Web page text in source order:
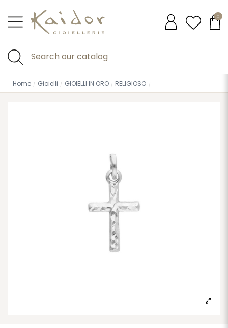
0
Home Gioielli GIOIELLI IN ORO RELIGIOSO